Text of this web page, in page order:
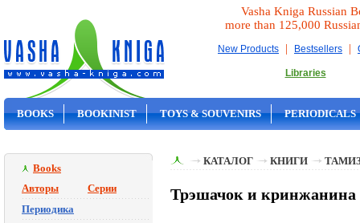
Vasha Kniga Russian
more than 125,000
New Products | Bestsellers |
Libraries
BOOKS BOOKINIST TOYS & SOUVENIRS PERIODICALS
Books
Авторы
Серии
Периодика
КАТАЛОГ КНИГИ
Трэшачок и